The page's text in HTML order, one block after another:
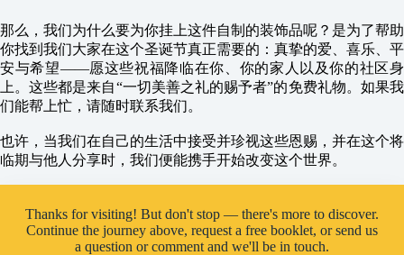
那么，我们为什么要为你挂上这件自制的装饰品呢？是为了帮助
你找到我们大家在这个圣诞节真正需要的：真挚的爱、喜乐、平
安与希望——愿这些祝福降临在你、你的家人以及你的社区身
上。这些都是来自“一切美善之礼的赐予者”的免费礼物。如果我
们能帮上忙，请随时联系我们。
也许，当我们在自己的生活中接受并珍视这些恩赐，并在这个将
临期与他人分享时，我们便能携手开始改变这个世界。
Thanks for visiting! But don't stop — there's more to discover.
Continue the journey above, request a free booklet, or send us
a question or comment and we'll be in touch.